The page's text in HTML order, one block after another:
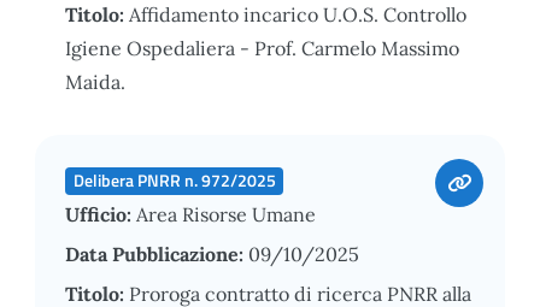
Titolo: Affidamento incarico U.O.S. Controllo
Igiene Ospedaliera - Prof. Carmelo Massimo
Maida.
Delibera PNRR n. 972/2025
Ufficio: Area Risorse Umane
Data Pubblicazione: 09/10/2025
Titolo: Proroga contratto di ricerca PNRR alla